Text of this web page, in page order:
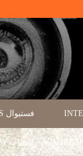
فستیوال FILM FESTIVALS
ادبیات LITERATURE REVIEW